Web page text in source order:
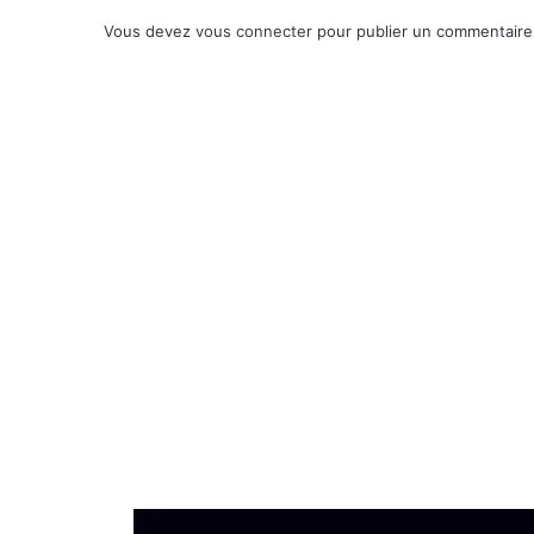
Vous devez vous connecter pour publier un